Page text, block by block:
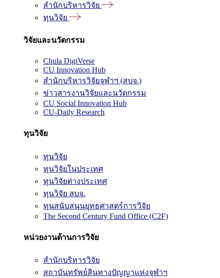
สำนักบริหารวิจัย
ทุนวิจัย
วิจัยและนวัตกรรม
Chula DigiVerse
CU Innovation Hub
สำนักบริหารวิจัยจุฬาฯ (สบจ.)
ข่าวสารงานวิจัยและนวัตกรรม
CU Social Innovation Hub
CU-Daily Research
ทุนวิจัย
ทุนวิจัย
ทุนวิจัยในประเทศ
ทุนวิจัยต่างประเทศ
ทุนวิจัย สบจ.
ทุนสนับสนุนยุทธศาสตร์การวิจัย
The Second Century Fund Office (C2F)
หน่วยงานด้านการวิจัย
สำนักบริหารวิจัย
สถาบันทรัพย์สินทางปัญญาแห่งจุฬาฯ